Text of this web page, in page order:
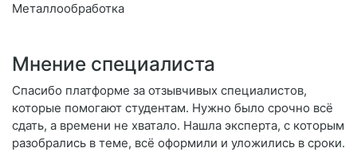
Металлообработка
Мнение специалиста
Спасибо платформе за отзывчивых специалистов,
которые помогают студентам. Нужно было срочно всё
сдать, а времени не хватало. Нашла эксперта, с которым
разобрались в теме, всё оформили и уложились в сроки.